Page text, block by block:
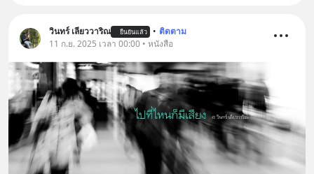
วินทร์ เลียววาริณ ยืนยันแล้ว • ติดตาม
11 ก.ย. 2025 เวลา 00:00 • หนังสือ